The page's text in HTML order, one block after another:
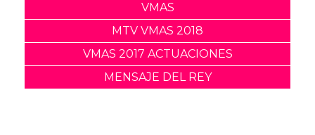
VMAS
MTV VMAS 2018
VMAS 2017 ACTUACIONES
MENSAJE DEL REY